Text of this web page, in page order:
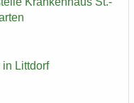
Litt­dorf